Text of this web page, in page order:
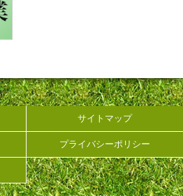
サイトマップ
プライバシーポリシー